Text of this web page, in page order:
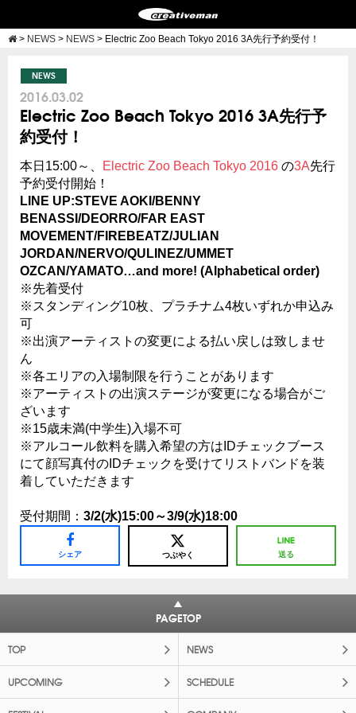
> NEWS > NEWS > Electric Zoo Beach Tokyo 2016 3A先行予約受付！
NEWS
2016.03.02
Electric Zoo Beach Tokyo 2016 3A先行予
約受付！
本日15:00～、 Electric Zoo Beach Tokyo 2016 の3A先行
予約受付開始！
LINE UP:STEVE AOKI/BENNY
BENASSI/DEORRO/FAR EAST
MOVEMENT/FIREBEATZ/JULIAN
JORDAN/NERVO/QULINEZ/UMMET
OZCAN/YAMATO…and more! (Alphabetical order)
※先着受付
※スタンディング10枚、プラチナム4枚いずれか申込み
可
※出演アーティストの変更による払い戻しは致しませ
ん
※各エリアの入場制限を行うことがあります
※アーティストの出演ステージが変更になる場合がご
ざいます
※15歳未満(中学生)入場不可
※アルコール飲料を購入希望の方はIDチェックブース
にて顔写真付のIDチェックを受けてリストバンドを装
着していただきます
受付期間： 3/2(水)15:00～3/9(水)18:00
シェア つぶやく 送る
PAGETOP
TOP NEWS
UPCOMING SCHEDULE